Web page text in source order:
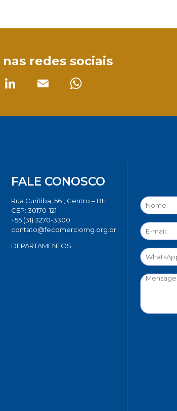
redes sociais
FALE CONOSCO
Rua Curitiba, 561, Centro – BH
CEP: 30170-121
+55 (31) 3270-3300
contato@fecomerciomg.org.br
DEPARTAMENTOS